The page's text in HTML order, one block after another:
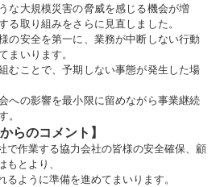
な大規模災害の脅威を感じる機会が増
る取り組みをさらに見直しました。
の安全を第一に、業務が中断しない行動
まいります。
むことで、予期しない事態が発生した場
への影響を最小限に留めながら事業継続
。
らのコメント】
で作業する協力会社の皆様の安全確保、顧
とより、
ように準備を進めてまいります。